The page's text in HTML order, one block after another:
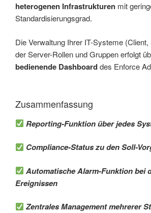
heterogenen Infrastrukturen mit
Standardisierungsgrad.
Die Verwaltung Ihrer IT-Systeme
der Server-Rollen und Gruppen erfolgt
bedienende Dashboarddes Enforce
Zusammenfassung
Reporting-Funktion über jedes
Compliance-Status zu den Soll-
Automatische Alarm-Funktion bei
Ereignissen
Zentrales Management mehrerer